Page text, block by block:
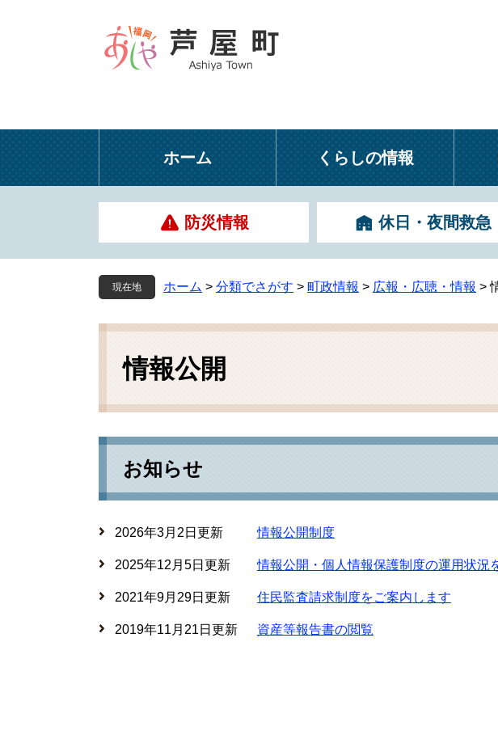
本
ホーム くらしの情報
防災情報 休日・夜間救急
現在地 ホーム > 分類でさがす > 町政情報 > 広報・広聴・情報 >
本
情報公開
お知らせ
2026年3月2日更新 情報公開制度
2025年12月5日更新 情報公開・個人情報保護制度の運用状況
2021年9月29日更新 住民監査請求制度をご案内します
2019年11月21日更新 資産等報告書の閲覧